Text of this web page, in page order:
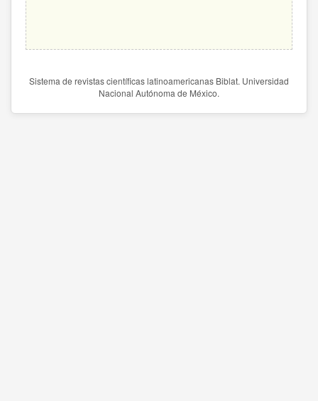
Sistema de revistas científicas latinoamericanas Biblat. Universidad
Nacional Autónoma de México.